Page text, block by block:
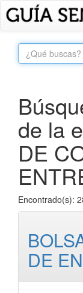
de la
DE
Encontrado(s):
DE